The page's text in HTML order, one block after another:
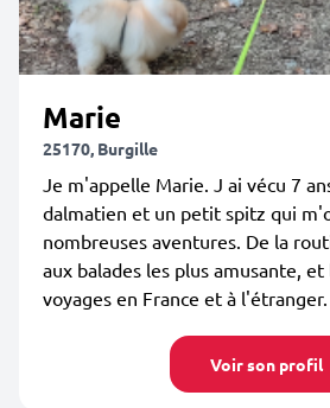
Marie
25170, Burgille
Je m'appelle Marie. J ai vécu 7
dalmatien et un petit spitz qui
nombreuses aventures. De la
aux balades les plus amusante,
voyages en France et à
Voir son profil